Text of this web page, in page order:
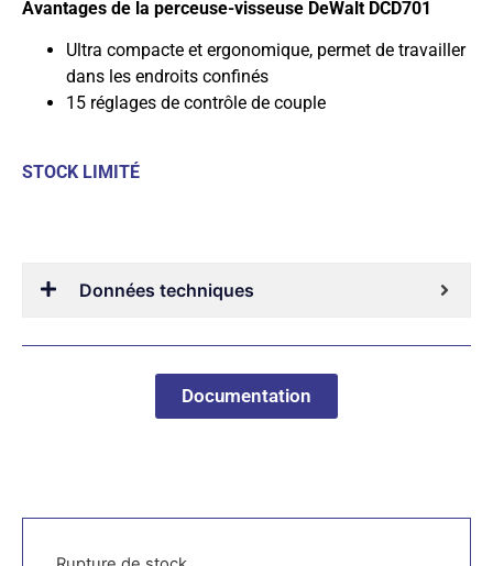
Avantages de la perceuse-visseuse DeWalt DCD701
Ultra compacte et ergonomique, permet de travailler
dans les endroits confinés
15 réglages de contrôle de couple
STOCK LIMITÉ
Données techniques
Documentation